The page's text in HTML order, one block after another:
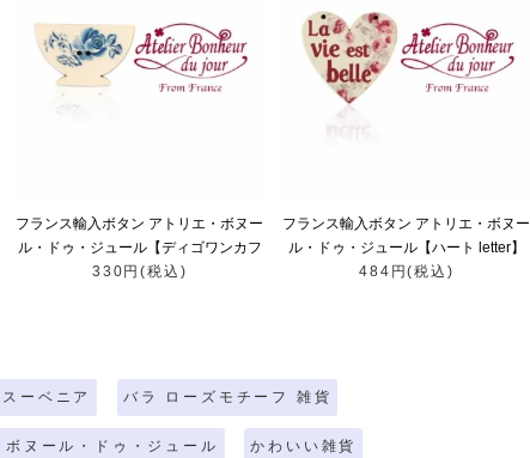
フランス輸入ボタン アトリエ・ボヌー
ル・ドゥ・ジュール【ディゴワンカフ
ェオレ・ボウル blue】
330円(税込)
フランス輸入ボタン アトリエ・ボヌー
ル・ドゥ・ジュール【ハート letter】
484円(税込)
ーベニア バラ ローズモチーフ 雑貨
ヌール・ドゥ・ジュール かわいい雑貨